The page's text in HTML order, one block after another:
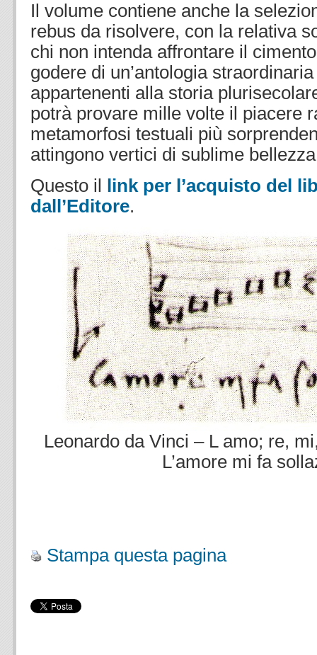
Il volume contiene anche la
rebus da risolvere, con la relativa
chi non intenda affrontare il
godere di un’antologia
appartenenti alla storia
potrà provare mille volte il piacere
metamorfosi testuali più
attingono vertici di sublime
Questo il
link per l’acquisto del
dall’Editore.
Leonardo da Vinci – L amo; re,
L’amore mi fa
Stampa questa pagina